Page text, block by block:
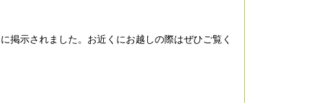
掲示されました。お近くにお越しの際はぜひご覧く